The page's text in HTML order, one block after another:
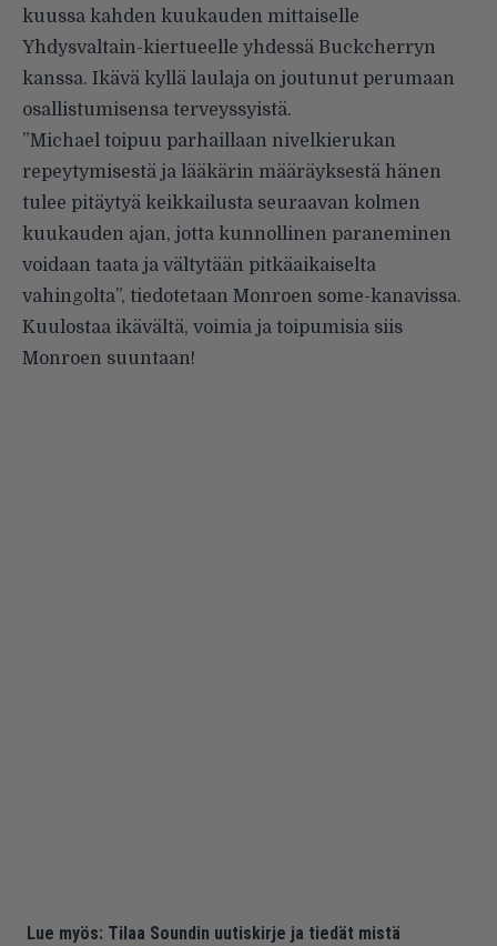
kuussa kahden kuukauden mittaiselle
Yhdysvaltain-kiertueelle yhdessä Buckcherryn
kanssa. Ikävä kyllä laulaja on joutunut perumaan
osallistumisensa terveyssyistä.
”Michael toipuu parhaillaan nivelkierukan
repeytymisestä ja lääkärin määräyksestä hänen
tulee pitäytyä keikkailusta seuraavan kolmen
kuukauden ajan, jotta kunnollinen paraneminen
voidaan taata ja vältytään pitkäaikaiselta
vahingolta”, tiedotetaan Monroen some-kanavissa.
Kuulostaa ikävältä, voimia ja toipumisia siis
Monroen suuntaan!
Lue myös: Tilaa Soundin uutiskirje ja tiedät mistä